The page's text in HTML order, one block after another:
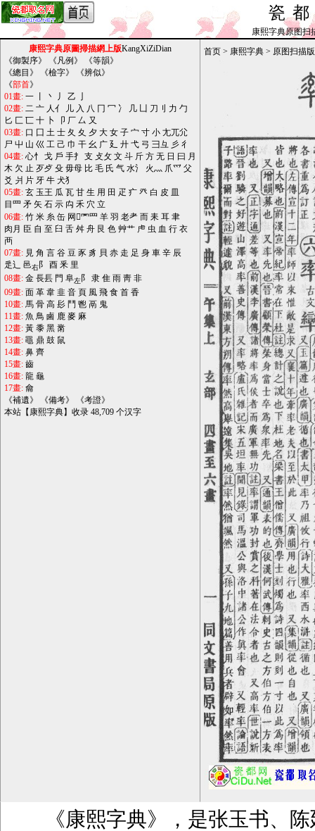
瓷
康熙字典原图扫
康熙字典原圖掃描網上版KangXiZiDian
《御製序》 《凡例 》 《等韻》
《總目 》 《檢字》 《辨似》
《部首》
01畫: 一 丶 丿 乙
02畫: 二 亠 人亻 儿 入 八 冂 冖 冫 几 凵 刀刂 力 勹
匕 匚 匸 十 卜 卩 厂 厶 又
03畫: 口 囗 土 士 夂 夊 夕 大 女 子 宀 寸 小 尢兀尣
尸 屮 山 巛 工 己 巾 干 幺 广 廴 廾 弋 弓 彐彑 彡 彳
04畫: 心忄 戈 戶 手扌 支 攴攵 文 斗 斤 方 无 日 曰 月
木 欠 止 歹歺 殳 毋母 比 毛 氏 气 水氵 火灬 爪爫 父
爻 爿 片 牙 牛 犬犭
05畫: 玄 玉王 瓜 瓦 甘 生 用 田 疋 疒 癶 白 皮 皿
目罒 矛 矢 石 示 禸 禾 穴 立
06畫: 竹 米 糸 缶 网罓罒 羊 羽 老耂 而 耒 耳 聿
肉月 臣 自 至 臼 舌 舛 舟 艮 色 艸艹 虍 虫 血 行 衣
襾
07畫: 見 角 言 谷 豆 豕 豸 貝 赤 走 足 身 車 辛 辰
辵辶
邑右阝 酉 釆 里
08畫: 金 長镸 門 阜左阝 隶 隹 雨 靑 非
09畫: 面 革 韋 韭 音 頁 風 飛 食 首 香
10畫: 馬 骨 高 髟 鬥 鬯 鬲 鬼
11畫: 魚 鳥 鹵 鹿 麥 麻
12畫: 黃 黍 黑 黹
13畫: 黽 鼎 鼓 鼠
14畫: 鼻 齊
15畫: 齒
16畫: 龍 龜
17畫: 龠
《補遺》 《備考》 《考證》
本站【康熙字典】收录 48,709 个汉字
首页 > 康熙字典 > 原图扫描版
《康熙字典》，是张玉书、陈